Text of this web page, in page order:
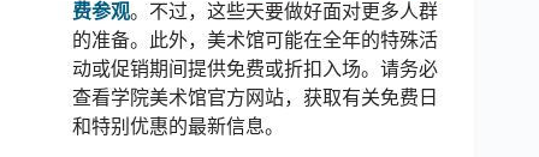
费参观。不过，这些天要做好面对更多人群
的准备。此外，美术馆可能在全年的特殊活
动或促销期间提供免费或折扣入场。请务必
查看学院美术馆官方网站，获取有关免费日
和特别优惠的最新信息。